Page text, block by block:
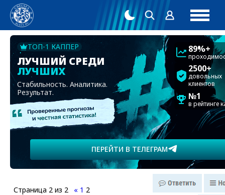
ТОП-1 КАППЕР
ЛУЧШИЙ СРЕДИ
ЛУЧШИХ
Стабильность. Аналитика.
Результат.
89%+
2500+
довольных
клиентов
№1
в рейтинге
ПЕРЕЙТИ В ТЕЛЕГРАМ
Страница 2 из 2 « 1 2